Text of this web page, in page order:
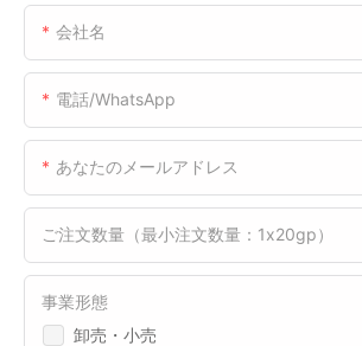
会社名
電話/WhatsApp
あなたのメールアドレス
ご注文数量（最小注文数量：1x20gp）
卸売・小売
事業形態